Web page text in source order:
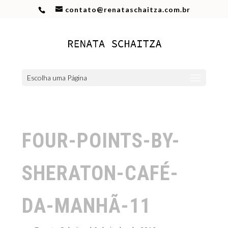
contato@renataschaitza.com.br
Escolha uma Página
FOUR-POINTS-BY-
SHERATON-CAFÉ-
DA-MANHÃ-11